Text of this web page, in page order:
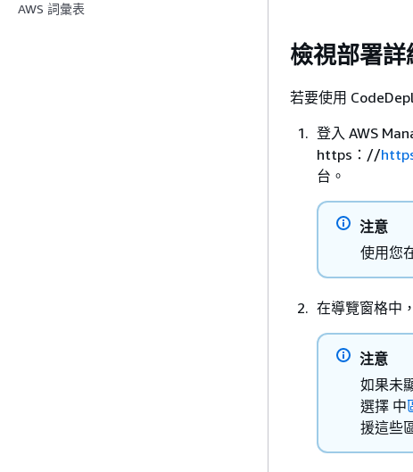
AWS 詞彙表
檢視部署詳
若要使用
登入 AWS
https：//
台。
注意
使用您
在導覽窗格中
注意
如果未
選擇 中
援這些